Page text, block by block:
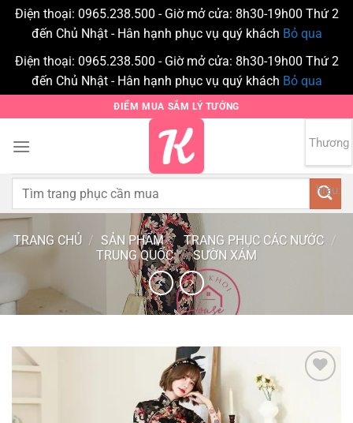
Điện thoại: 0965.238.500 - Giờ mở cửa: 8h30-19h00 Thứ 2
đến Chủ Nhật - Hân hạnh phục vụ quý khách Bỏ qua
Điện thoại: 0965.238.500 - Giờ mở cửa: 8h30-19h00 Thứ 2
đến Chủ Nhật - Hân hạnh phục vụ quý khách Bỏ qua
qua
nội
ĐIỂM MUA SẮM LÝ TƯỞNG
0
Tìm
TRANG CHỦ / SẢN PHẨM / TRANG PHỤC CÁC NƯỚC /
TRUNG QUỐC / SƯỜN XÁM
Thương
hiệu: